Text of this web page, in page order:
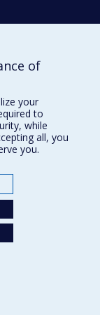
of
your
to
while
all, you
you.